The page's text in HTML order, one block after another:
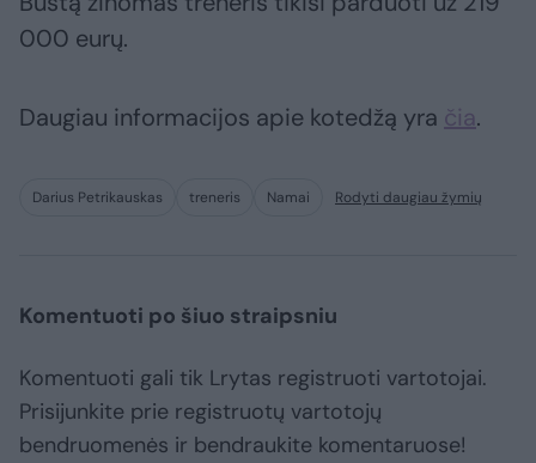
000 eurų.
Daugiau informacijos apie kotedžą yra čia.
Darius Petrikauskas treneris Namai Rodyti daugiau žymių
Komentuoti po šiuo straipsniu
Komentuoti gali tik Lrytas registruoti vartotojai.
Prisijunkite prie registruotų vartotojų
bendruomenės ir bendraukite komentaruose!